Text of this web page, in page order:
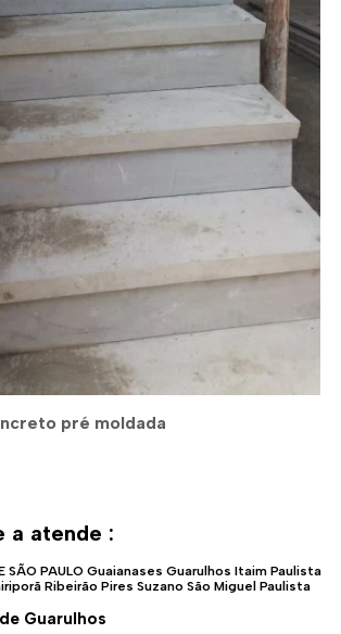
pré moldada
a atende :
SÃO PAULO Guaianases Guarulhos Itaim Paulista
Ribeirão Pires Suzano São Miguel Paulista
Guarulhos